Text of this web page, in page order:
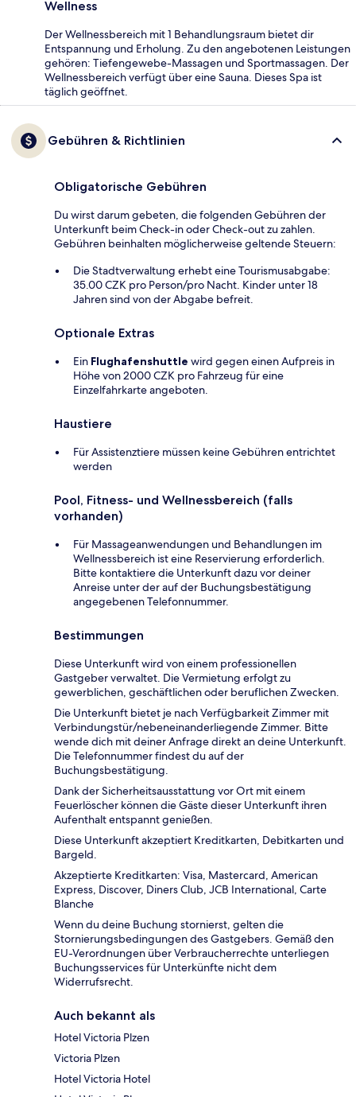
Wellness
Der Wellnessbereich mit 1 Behandlungsraum bietet dir
Entspannung und Erholung. Zu den angebotenen Leistungen
gehören: Tiefengewebe-Massagen und Sportmassagen. Der
Wellnessbereich verfügt über eine Sauna. Dieses Spa ist
täglich geöffnet.
Gebühren & Richtlinien
Obligatorische Gebühren
Du wirst darum gebeten, die folgenden Gebühren der
Unterkunft beim Check-in oder Check-out zu zahlen.
Gebühren beinhalten möglicherweise geltende Steuern:
Die Stadtverwaltung erhebt eine Tourismusabgabe:
35.00 CZK pro Person/pro Nacht. Kinder unter 18
Jahren sind von der Abgabe befreit.
Optionale Extras
Ein Flughafenshuttle wird gegen einen Aufpreis in
Höhe von 2000 CZK pro Fahrzeug für eine
Einzelfahrkarte angeboten.
Haustiere
Für Assistenztiere müssen keine Gebühren entrichtet
werden
Pool, Fitness- und Wellnessbereich (falls
vorhanden)
Für Massageanwendungen und Behandlungen im
Wellnessbereich ist eine Reservierung erforderlich.
Bitte kontaktiere die Unterkunft dazu vor deiner
Anreise unter der auf der Buchungsbestätigung
angegebenen Telefonnummer.
Bestimmungen
Diese Unterkunft wird von einem professionellen
Gastgeber verwaltet. Die Vermietung erfolgt zu
gewerblichen, geschäftlichen oder beruflichen Zwecken.
Die Unterkunft bietet je nach Verfügbarkeit Zimmer mit
Verbindungstür/nebeneinanderliegende Zimmer. Bitte
wende dich mit deiner Anfrage direkt an deine Unterkunft.
Die Telefonnummer findest du auf der
Buchungsbestätigung.
Dank der Sicherheitsausstattung vor Ort mit einem
Feuerlöscher können die Gäste dieser Unterkunft ihren
Aufenthalt entspannt genießen.
Diese Unterkunft akzeptiert Kreditkarten, Debitkarten und
Bargeld.
Akzeptierte Kreditkarten: Visa, Mastercard, American
Express, Discover, Diners Club, JCB International, Carte
Blanche
Wenn du deine Buchung stornierst, gelten die
Stornierungsbedingungen des Gastgebers. Gemäß den
EU-Verordnungen über Verbraucherrechte unterliegen
Buchungsservices für Unterkünfte nicht dem
Widerrufsrecht.
Auch bekannt als
Hotel Victoria Plzen
Victoria Plzen
Hotel Victoria Hotel